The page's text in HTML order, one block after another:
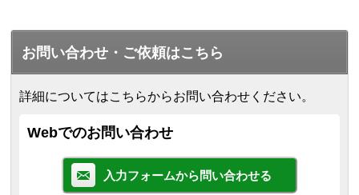
お問い合わせ・ご依頼はこちら
詳細についてはこちらからお問い合わせください。
Webでのお問い合わせ
入力フォームから問い合わせる